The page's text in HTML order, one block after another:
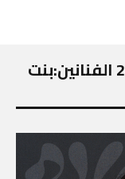
ضيوف غلاف عدد ‘الذبذبات’ 2024 الفنانين:بنت